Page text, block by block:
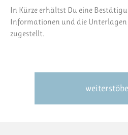
In Kürze erhältst Du eine
Informationen und die Unterlagen
zugestellt.